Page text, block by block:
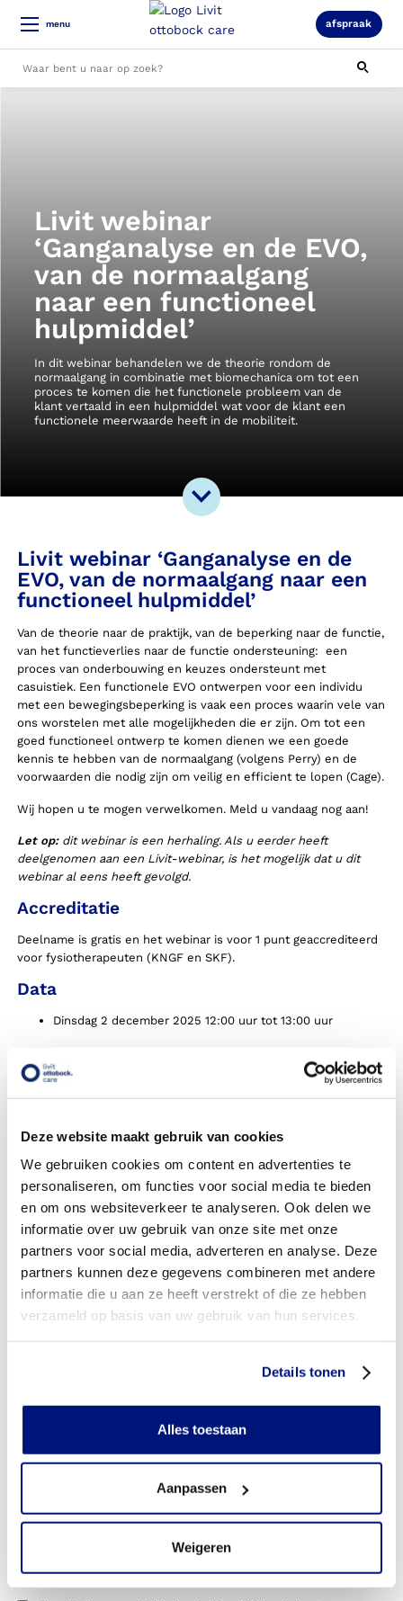
Deze website maakt gebruik van cookies
We gebruiken cookies om content en advertenties te
personaliseren, om functies voor social media te bieden
en om ons websiteverkeer te analyseren. Ook delen we
informatie over uw gebruik van onze site met onze
partners voor social media, adverteren en analyse. Deze
partners kunnen deze gegevens combineren met andere
informatie die u aan ze heeft verstrekt of die ze hebben
verzameld op basis van uw gebruik van hun services.
Details tonen
Alles toestaan
Aanpassen
Weigeren
menu afspraak
Livit webinar
‘Ganganalyse en de EVO,
van de normaalgang
naar een functioneel
hulpmiddel’
In dit webinar behandelen we de theorie rondom de
normaalgang in combinatie met biomechanica om tot een
proces te komen die het functionele probleem van de
klant vertaald in een hulpmiddel wat voor de klant een
functionele meerwaarde heeft in de mobiliteit.
Livit webinar ‘Ganganalyse en de
EVO, van de normaalgang naar een
functioneel hulpmiddel’
Van de theorie naar de praktijk, van de beperking naar de functie,
van het functieverlies naar de functie ondersteuning: een
proces van onderbouwing en keuzes ondersteunt met
casuistiek. Een functionele EVO ontwerpen voor een individu
met een bewegingsbeperking is vaak een proces waarin vele van
ons worstelen met alle mogelijkheden die er zijn. Om tot een
goed functioneel ontwerp te komen dienen we een goede
kennis te hebben van de normaalgang (volgens Perry) en de
voorwaarden die nodig zijn om veilig en efficient te lopen (Cage).
Wij hopen u te mogen verwelkomen. Meld u vandaag nog aan!
Let op:dit webinar is een herhaling. Als u eerder heeft
deelgenomen aan een Livit-webinar, is het mogelijk dat u dit
webinar al eens heeft gevolgd.
Accreditatie
Deelname is gratis en het webinar is voor 1 punt geaccrediteerd
voor fysiotherapeuten (KNGF en SKF).
Data
Dinsdag 2 december 2025 12:00 uur tot 13:00 uur
Webinar Orthesen
E-mailadres
Geboortedatum
DD
cijfer 0 invullen
Ik wil mij aanmelden voor de webinar: